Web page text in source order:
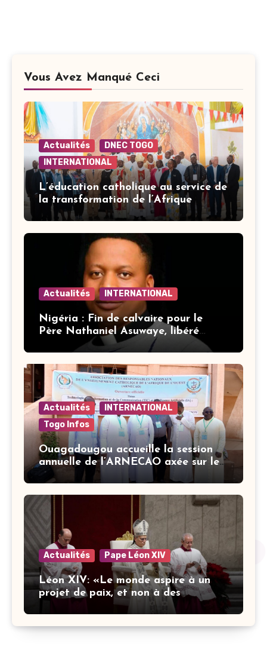
Vous Avez Manqué Ceci
Actualités
DNEC TOGO
INTERNATIONAL
L’éducation catholique au service de
la transformation de l’Afrique
Actualités INTERNATIONAL
Nigéria : Fin de calvaire pour le
Père Nathaniel Asuwaye, libéré
après trois mois de captivité
Actualités
INTERNATIONAL
Togo Infos
Ouagadougou accueille la session
annuelle de l’ARNECAO axée sur les
défis de l’intelligence artificielle
dans l’éducation catholique
Actualités Pape Léon XIV
Léon XIV: «Le monde aspire à un
projet de paix, et non à des
stratégies armées»